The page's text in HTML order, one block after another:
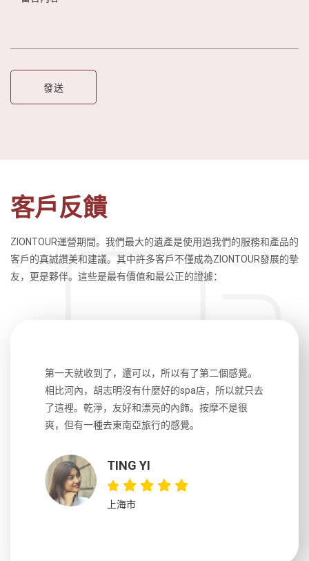
客戶反饋
ZIONTOUR運營期間。我們最大的遺產是使用過我們的服務和產品的
客戶的真誠讚美和建議。其中許多客戶不僅成為ZIONTOUR發展的摯
友，更是夥伴。這些是最有價值和最公正的證據：
第一天就收到了，還可以，所以有了第二個感覺。
相比河內，胡志明沒有什麼好的spa店，所以就只去
了這裡。乾淨，友好和漂亮的內飾。按摩不是很
爽，但有一種去東南亞旅行的感覺。
TING YI
上海市